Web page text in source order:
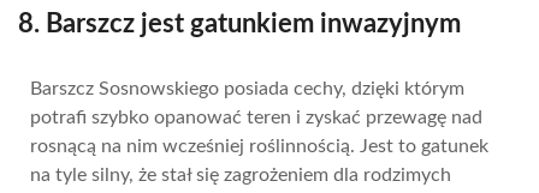
8. Barszcz jest gatunkiem inwazyjnym
Barszcz Sosnowskiego posiada cechy, dzięki którym
potrafi szybko opanować teren i zyskać przewagę nad
rosnącą na nim wcześniej roślinnością. Jest to gatunek
na tyle silny, że stał się zagrożeniem dla rodzimych